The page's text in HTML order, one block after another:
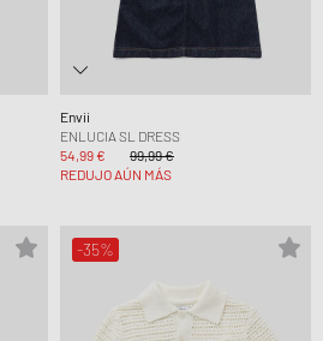
Envii
ENLUCIA SL DRESS
54,99 €
99,99 €
REDUJO AÚN MÁS
-35%